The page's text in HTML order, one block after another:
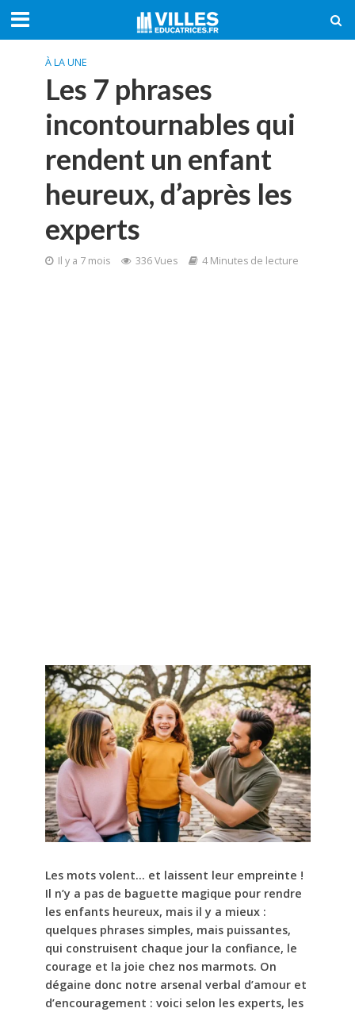
À LA UNE
Les 7 phrases
incontournables qui
rendent un enfant
heureux, d’après les
experts
Il y a 7 mois 336 Vues 4 Minutes de lecture
Les mots volent… et laissent leur empreinte !
Il n’y a pas de baguette magique pour rendre
les enfants heureux, mais il y a mieux :
quelques phrases simples, mais puissantes,
qui construisent chaque jour la confiance, le
courage et la joie chez nos marmots. On
dégaine donc notre arsenal verbal d’amour et
d’encouragement : voici selon les experts, les